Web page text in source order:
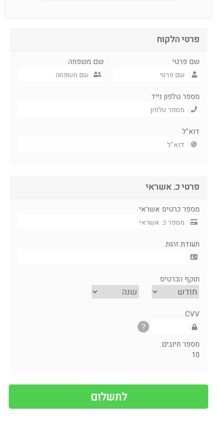
פרטי הלקוח
שם פרטי שם משפחה
מספר טלפון נייד
דוא"ל
פרטי כ. אשראי
מספר כרטיס אשראי
תעודת זהות
תוקף הכרטיס
CVV
?
מספר חיובים:
10